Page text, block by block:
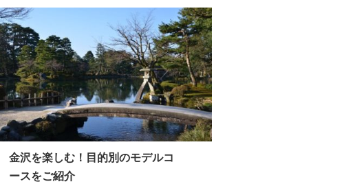
金沢を楽しむ！目的別のモデルコ
ースをご紹介